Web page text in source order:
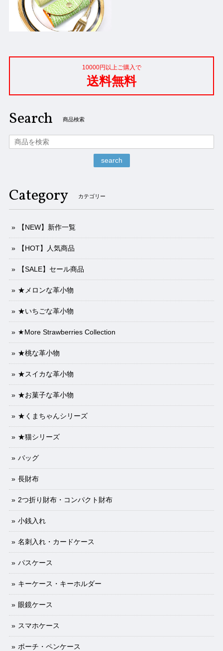
10000円以上ご購入で
送料無料
Search 商品検索
search
Category カテゴリー
【NEW】新作一覧
【HOT】人気商品
【SALE】セール商品
★メロンな革小物
★いちごな革小物
★More Strawberries Collection
★桃な革小物
★スイカな革小物
★お菓子な革小物
★くまちゃんシリーズ
★猫シリーズ
バッグ
長財布
2つ折り財布・コンパクト財布
小銭入れ
名刺入れ・カードケース
パスケース
キーケース・キーホルダー
眼鏡ケース
スマホケース
ポーチ・ペンケース